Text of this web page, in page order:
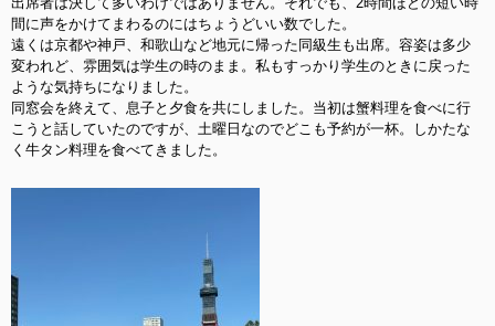
間に声をかけてまわるのにはちょうどいい数でした。
遠くは京都や神戸、和歌山など地元に帰った同級生も出席。容姿は多少
変われど、雰囲気は学生の時のまま。私もすっかり学生のときに戻った
ような気持ちになりました。
同窓会を終えて、息子と夕食を共にしました。当初は蟹料理を食べに行
こうと話していたのですが、土曜日なのでどこも予約が一杯。しかたな
く牛タン料理を食べてきました。